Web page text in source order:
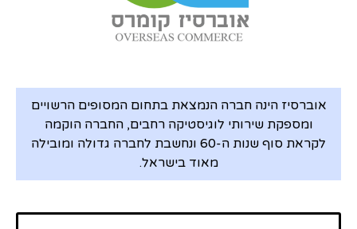
אוברסיז הינה חברה הנמצאת בתחום המסופים הרשויים
ומספקת שירותי לוגיסטיקה רחבים, החברה הוקמה
לקראת סוף שנות ה-60 ונחשבת לחברה גדולה ומובילה
מאוד בישראל.